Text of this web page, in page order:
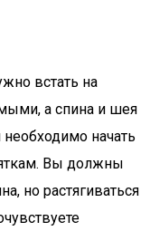
встать на
а спина и шея
начать
Вы должны
но растягиваться